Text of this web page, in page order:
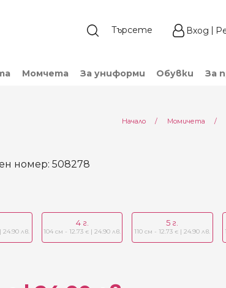
Вход
Момчета За униформи Обувки За
Начало Момичета
номер: 508278
| 24.90 лв.
4 г.
104 см - 12.73 € | 24.90 лв.
5 г.
110 см - 12.73 € | 24.90 лв.